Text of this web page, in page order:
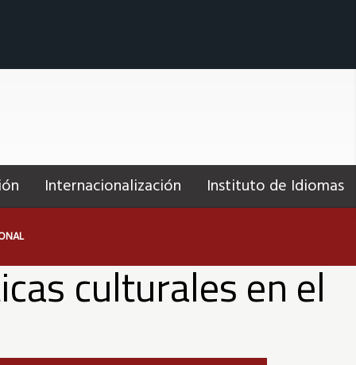
Internacionalización Instituto de Idiomas
culturales en el